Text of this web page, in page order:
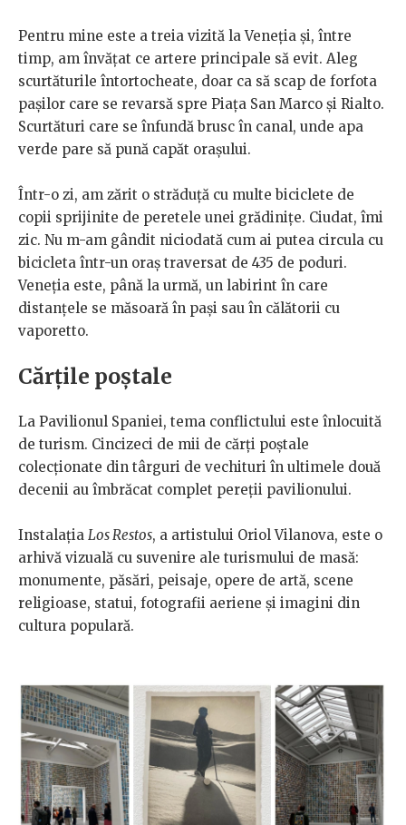
Pentru mine este a treia vizită la Veneția și, între
timp, am învățat ce artere principale să evit. Aleg
scurtăturile întortocheate, doar ca să scap de forfota
pașilor care se revarsă spre Piața San Marco și Rialto.
Scurtături care se înfundă brusc în canal, unde apa
verde pare să pună capăt orașului.
Într-o zi, am zărit o străduță cu multe biciclete de
copii sprijinite de peretele unei grădinițe. Ciudat, îmi
zic. Nu m-am gândit niciodată cum ai putea circula cu
bicicleta într-un oraș traversat de 435 de poduri.
Veneția este, până la urmă, un labirint în care
distanțele se măsoară în pași sau în călătorii cu
vaporetto.
Cărțile poștale
La Pavilionul Spaniei, tema conflictului este înlocuită
de turism. Cincizeci de mii de cărți poștale
colecționate din târguri de vechituri în ultimele două
decenii au îmbrăcat complet pereții pavilionului.
Instalația Los Restos, a artistului Oriol Vilanova, este o
arhivă vizuală cu suvenire ale turismului de masă:
monumente, păsări, peisaje, opere de artă, scene
religioase, statui, fotografii aeriene și imagini din
cultura populară.